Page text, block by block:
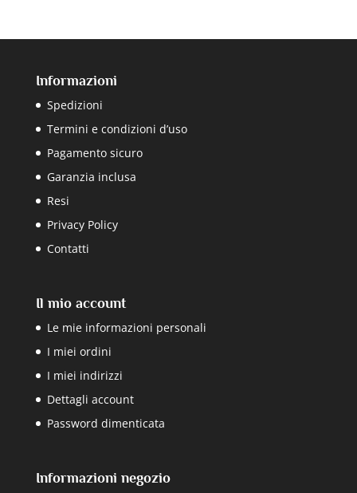
Informazioni
Spedizioni
Termini e condizioni d’uso
Pagamento sicuro
Garanzia inclusa
Resi
Privacy Policy
Contatti
Il mio account
Le mie informazioni personali
I miei ordini
I miei indirizzi
Dettagli account
Password dimenticata
Informazioni negozio